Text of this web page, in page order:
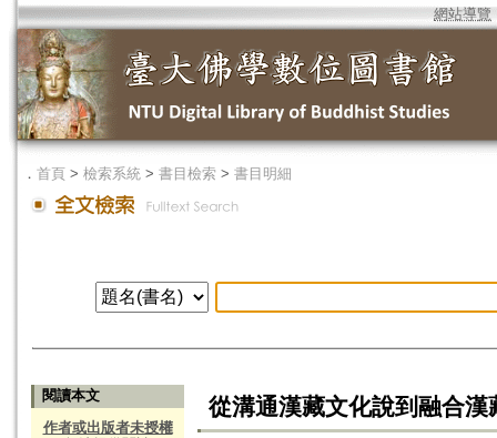
網站導覽
． 首頁 > 檢索系統 > 書目檢索 > 書目明細
閱讀本文
作者或出版者未授權
從溝通漢藏文化說到融合漢